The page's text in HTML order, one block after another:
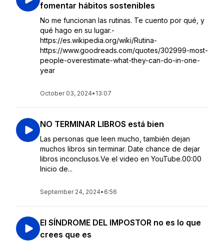
fomentar hábitos sostenibles
No me funcionan las rutinas. Te cuento por qué, y
qué hago en su lugar.-
https://es.wikipedia.org/wiki/Rutina-
https://www.goodreads.com/quotes/302999-most-
people-overestimate-what-they-can-do-in-one-
year
October 03, 2024• 13:07
NO TERMINAR LIBROS está bien
Las personas que leen mucho, también dejan
muchos libros sin terminar. Date chance de dejar
libros inconclusos.Ve el video en YouTube.00:00
Inicio de...
September 24, 2024• 6:56
El SÍNDROME DEL IMPOSTOR no es lo que
crees que es